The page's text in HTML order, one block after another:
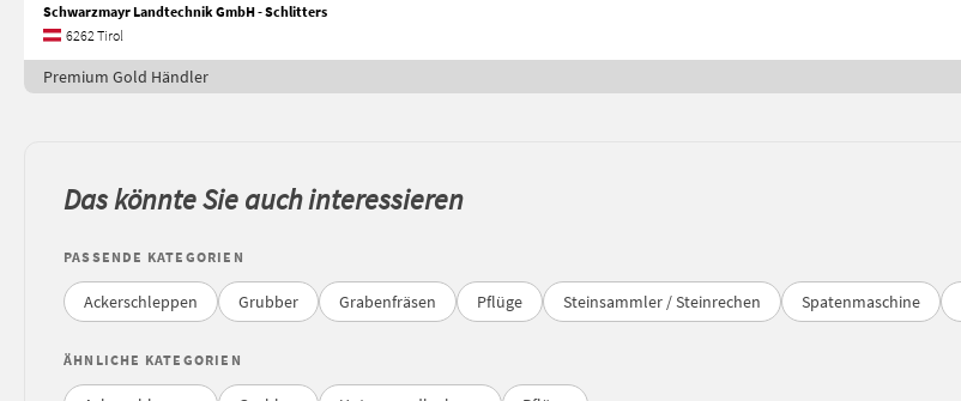
Schwarzmayr Landtechnik GmbH - Schlitters
6262 Tirol
Premium Gold Händler
Das könnte Sie auch interessieren
PASSENDE KATEGORIEN
Ackerschleppen Grubber Grabenfräsen Pflüge Steinsammler / Steinrechen Spatenmaschine
ÄHNLICHE KATEGORIEN